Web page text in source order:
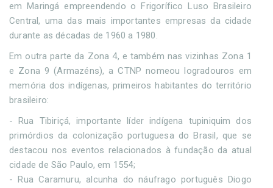
em Maringá empreendendo o Frigorífico Luso Brasileiro
Central, uma das mais importantes empresas da cidade
durante as décadas de 1960 a 1980.
Em outra parte da Zona 4, e também nas vizinhas Zona 1
e Zona 9 (Armazéns), a CTNP nomeou logradouros em
memória dos indígenas, primeiros habitantes do território
brasileiro:
- Rua Tibiriçá, importante líder indígena tupiniquim dos
primórdios da colonização portuguesa do Brasil, que se
destacou nos eventos relacionados à fundação da atual
cidade de São Paulo, em 1554;
- Rua Caramuru, alcunha do náufrago português Diogo